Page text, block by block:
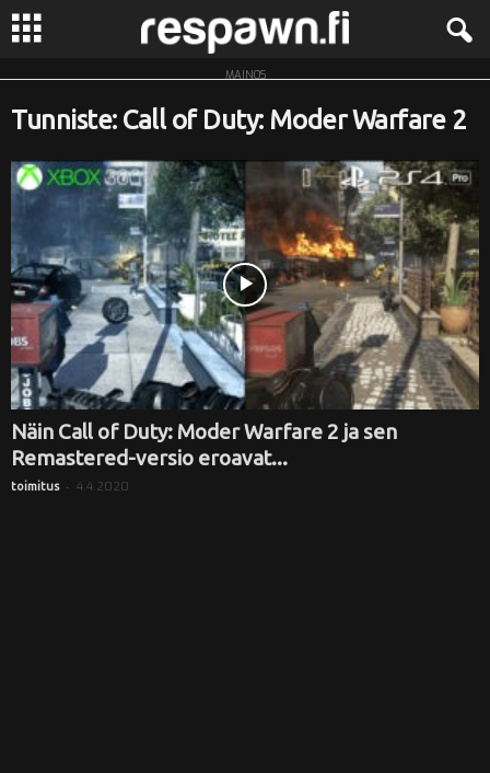
R
MAINOS
Tunniste: Call of Duty: Moder Warfare 2
Näin Call of Duty: Moder Warfare 2 ja sen
Remastered-versio eroavat...
toimitus - 4.4.2020